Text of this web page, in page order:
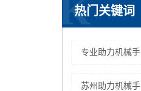
热门关键词
K
专业助力机械手
苏州助力机械手